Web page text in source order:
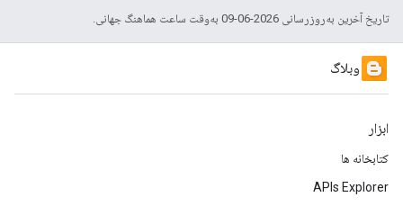
تاریخ آخرین به‌روزرسانی 2026-06-09 به‌وقت ساعت هماهنگ جهانی.
وبلاگ
ابزار
کتابخانه ها
APIs Explorer